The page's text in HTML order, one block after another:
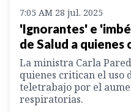
7:05 AM 28 jul. 2025
'Ignorantes' e
de Salud a
La ministra Carla
quienes critican el uso
teletrabajo por el
respiratorias.